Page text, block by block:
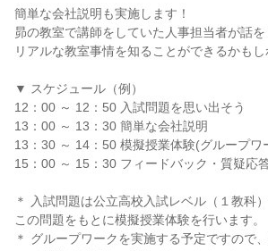
簡単な会社説明も実施します！
昴の教室で講師をしていた人事担当者が話を
リアルな教室事情を知ることができるかもし
▼ スケジュール（例）
12：00 ～ 12：50 入試問題を思い出そう
13：00 ～ 13：30 簡単な会社説明
13：30 ～ 14：50 模擬授業体験(グループワ
15：00 ～ 15：30 フィードバック・質疑応
＊ 入試問題は公立高校入試レベル（１教科）
この問題をもとに模擬授業体験を行います。
＊ グループワークを実施する予定ですので